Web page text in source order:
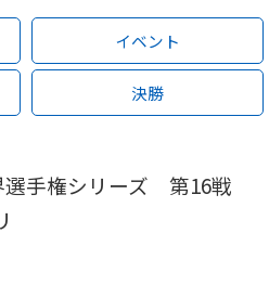
イベント
決勝
選手権シリーズ 第16戦